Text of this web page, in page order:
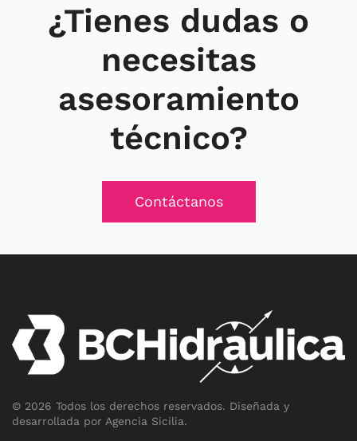
¿Tienes dudas o
necesitas
asesoramiento
técnico?
Contáctanos
© 2026 Todos los derechos reservados. Diseñada y
desarrollada por Agencia Sicilia.